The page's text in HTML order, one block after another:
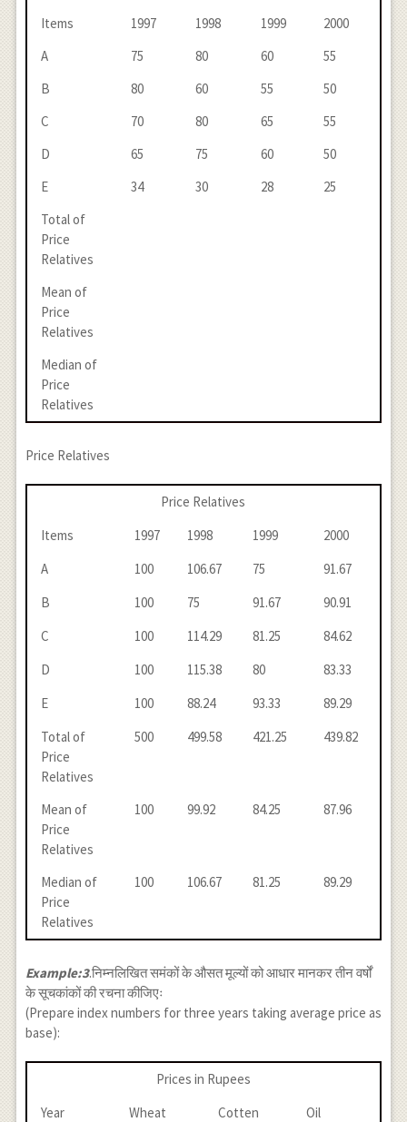
Items
1997 1998 1999
2000
A
75 80 60
55
B
80 60 55
50
C
70 80 65
55
D
65 75 60
50
E
34 30 28
25
Total of
Price
Relatives
Mean of
Price
Relatives
Median of
Price
Relatives
Price Relatives
Price Relatives
Items
1997 1998 1999
2000
A
100 106.67 75
91.67
B
100 75 91.67
90.91
C
100 114.29 81.25
84.62
D
100 115.38 80
83.33
E
100 88.24 93.33
89.29
Total of
Price
Relatives
500 499.58 421.25 439.82
Mean of
Price
Relatives
100 99.92 84.25 87.96
Median of
Price
Relatives
100 106.67 81.25 89.29
Example:3.निम्नलिखित समंकों के औसत मूल्यों को आधार मानकर तीन वर्षों
के सूचकांकों की रचना कीजिएः
(Prepare index numbers for three years taking average price as
base):
Prices in Rupees
Year
Wheat Cotten
Oil